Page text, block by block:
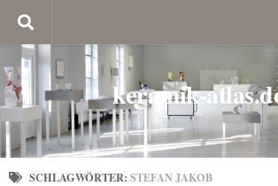
keramik-
SCHLAGWÖRTER: STEFAN JAKOB